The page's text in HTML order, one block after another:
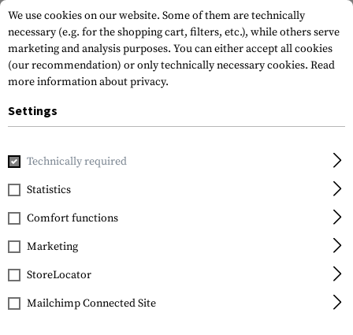
Home Tactical Gear Molle
IMI Defense
Molle Adaptor
We use cookies on our website. Some of them are technically
necessary (e.g. for the shopping cart, filters, etc.), while others serve
marketing and analysis purposes. You can either accept all cookies
(our recommendation) or only technically necessary cookies. Read
more information about privacy.
Settings
Technically required
Statistics
Comfort functions
Marketing
StoreLocator
Mailchimp Connected Site